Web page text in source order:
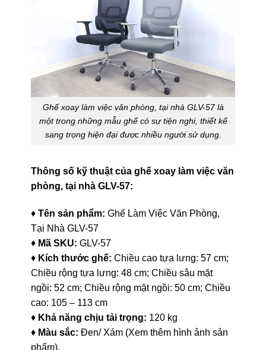
Ghế xoay làm việc văn phòng, tại nhà GLV-57 là
một trong những mẫu ghế có sự tiện nghi, thiết kế
sang trọng hiện đại được nhiều người sử dụng.
Thông số kỹ thuật của ghế xoay làm việc văn
phòng, tại nhà GLV-57:
♦ Tên sản phẩm: Ghế Làm Việc Văn Phòng,
Tại Nhà GLV-57
♦ Mã SKU: GLV-57
♦ Kích thước ghế: Chiều cao tựa lưng: 57 cm;
Chiều rộng tựa lưng: 48 cm; Chiều sâu mặt
ngồi: 52 cm; Chiều rộng mặt ngồi: 50 cm; Chiều
cao: 105 – 113 cm
♦ Khả năng chịu tải trọng: 120 kg
♦Màu sắc: Đen/ Xám (Xem thêm hình ảnh sản
phẩm).